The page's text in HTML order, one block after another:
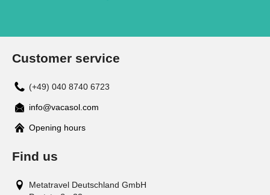
Customer service
(+49) 040 8740 6723
info@vacasol.com
Opening hours
Find us
Metatravel Deutschland GmbH